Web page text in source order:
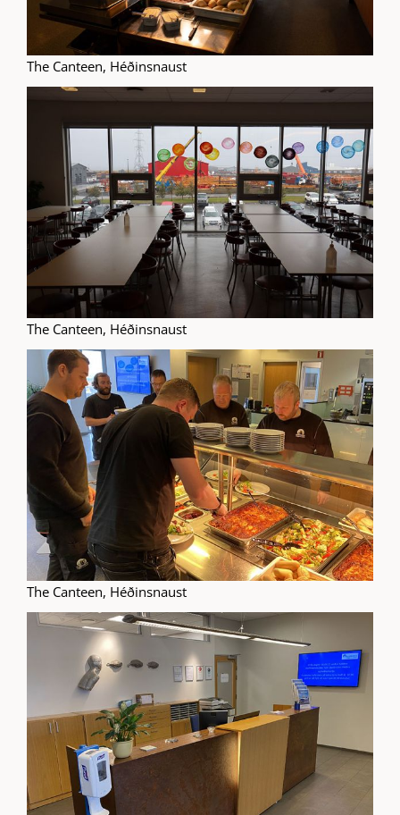
The Canteen, Héðinsnaust
The Canteen, Héðinsnaust
The Canteen, Héðinsnaust